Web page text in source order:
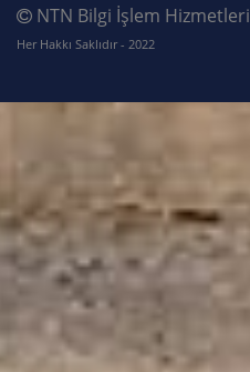
NTN Bilgi İşlem Hizmetleri
Her Hakkı Saklıdır - 2022